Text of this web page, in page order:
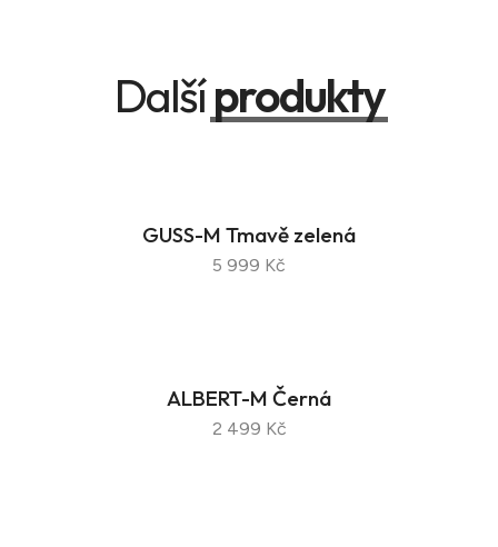
Dalšíprodukty
GUSS-M Tmavě zelená
5 999 Kč
ALBERT-M Černá
2 499 Kč